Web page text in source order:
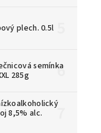
plech. 0.5l
semínka
285g
8,5% alc.